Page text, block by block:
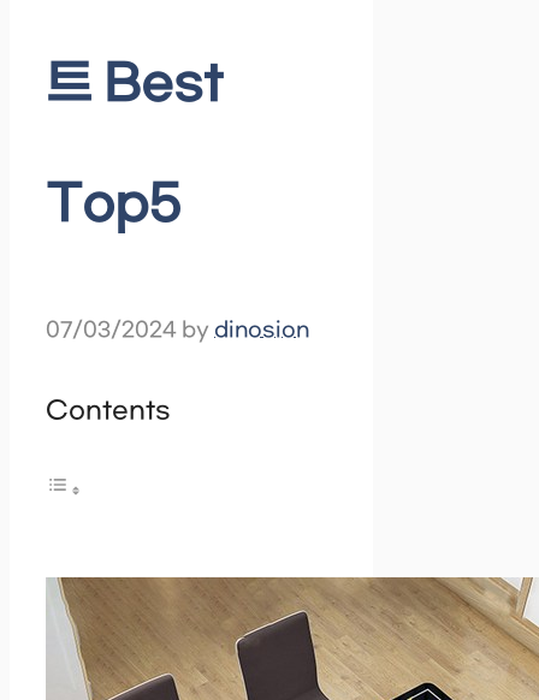
트 Best
Top5
07/03/2024 by dinosion
Contents